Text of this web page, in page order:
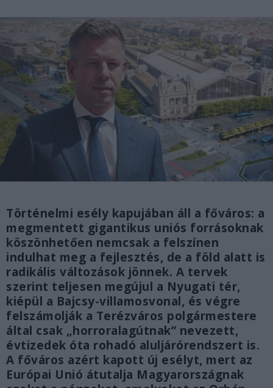
Történelmi esély kapujában áll a főváros: a
megmentett gigantikus uniós forrásoknak
köszönhetően nemcsak a felszínen
indulhat meg a fejlesztés, de a föld alatt is
radikális változások jönnek. A tervek
szerint teljesen megújul a Nyugati tér,
kiépül a Bajcsy-villamosvonal, és végre
felszámolják a Terézváros polgármestere
által csak „horroralagútnak” nevezett,
évtizedek óta rohadó aluljárórendszert is.
A főváros azért kapott új esélyt, mert az
Európai Unió átutalja Magyarországnak